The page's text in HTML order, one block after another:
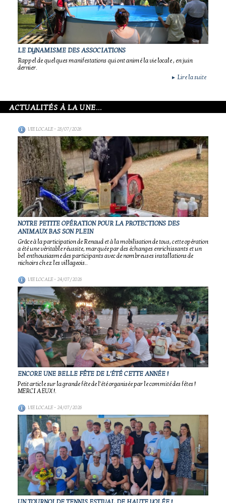
LE DYNAMISME DES ASSOCIATIONS
Rappel de quelques manifestations qui ont animé la vie locale , en juin
dernier.
► Lire la suite
ACTUALITÉS À LA UNE...
VIE LOCALE- 28/07/2026
NOTRE PETITE OPÉRATION POUR LA PROTECTIONS DES
ANIMAUX BAS SON PLEIN
Grâce à la participation de Renaud et à la mobilisation de tous, cette opération
a été une véritable réussite, marquée par des échanges enrichissants et un
bel enthousiasme des participants avec de nombreuses installations de
nichoirs chez les villageois..
VIE LOCALE- 24/07/2026
ENCORE UNE BELLE FÊTE DE L'ÉTÉ CETTE ANNÉE !
Petit article sur la grande fête de l'été organisée par le commité des fêtes !
MERCI A EUX !.
VIE LOCALE- 24/07/2026